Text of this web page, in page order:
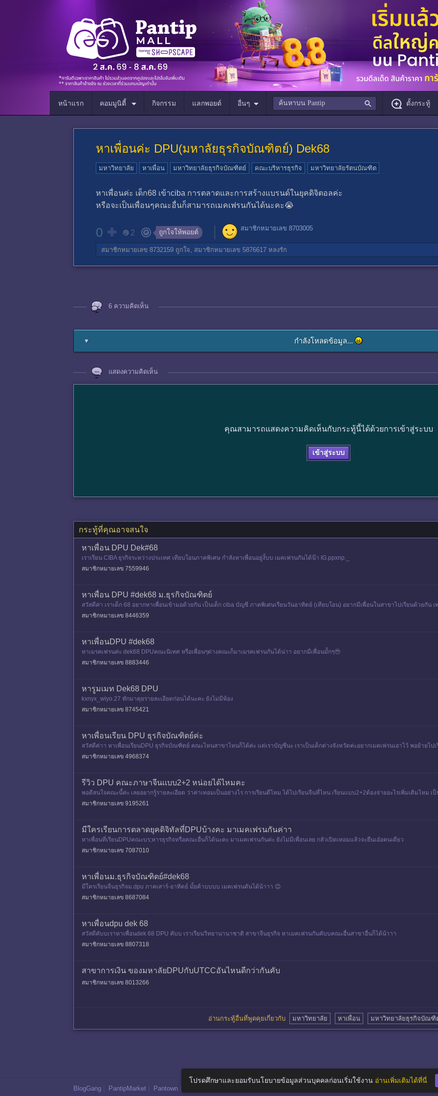
หน้าแรก คอมมูนิตี้ กิจกรรม แลกพอยต์ อื่นๆ ตั้งกระทู้
หาเพื่อนค่ะ DPU(มหาลัยธุรกิจบัณฑิตย์) Dek68
มหาวิทยาลัย หาเพื่อน มหาวิทยาลัยธุรกิจบัณฑิตย์ คณะบริหารธุรกิจ มหาวิทยาลัยรัตนบัณฑิต
หาเพื่อนค่ะ เด็ก68 เข้าciba การตลาดและการสร้างแบรนด์ในยุคดิจิตอลค่ะ
หรือจะเป็นเพื่อนๆคณะอื่นก็สามารถเมคเฟรนกันได้นะคะ😭
0 2 ถูกใจให้พอยต์ สมาชิกหมายเลข 8703005
สมาชิกหมายเลข 8732159 ถูกใจ, สมาชิกหมายเลข 5876617 หลงรัก
6 ความคิดเห็น
▼ กำลังโหลดข้อมูล...
แสดงความคิดเห็น
คุณสามารถแสดงความคิดเห็นกับกระทู้นี้ได้ด้วยการเข้าสู่ระบบ
เข้าสู่ระบบ
กระทู้ที่คุณอาจสนใจ
หาเพื่อน DPU Dek#68
เราเรียน CIBA ธุรกิจระหว่างประเทศ เทียบโอนภาคพิเศษ กำลังหาเพื่อนอยู่งั้บบ เมคเฟรนกันได้น๊า IG.ppxnp._
สมาชิกหมายเลข 7559946
หาเพื่อน DPU #dek68 ม.ธุรกิจบัณฑิตย์
สวัสดีค่า เราเด็ก 68 อยากหาเพื่อนเข้ามอด้วยกัน เป็นเด็ก ciba บัญชี ภาคพิเศษเรียนวันอาทิตย์ (เทียบโอน) อยากมีเพื่อนในสาขาไปเรียนด้วยกัน
ขาก็ไม่เป็นไ
สมาชิกหมายเลข 8446359
หาเพื่อนDPU #dek68
หาเมรคเฟรนค่ะ dek68 DPUคณะนิเทศ หรือเพื่อนๆต่างคณะก็มาเมรคเฟรนกันได้น่าา อยากมีเพื่อนมั้กๆ🥹
สมาชิกหมายเลข 8883446
หารูมเมท Dek68 DPU
kxnyx_wiyo.27 ทักมาคุยรายละเอียดก่อนได้นะคะ ยังไม่มีห้อง
สมาชิกหมายเลข 8745421
หาเพื่อนเรียน DPU ธุรกิจบัณฑิตย์ค่ะ
สวัสดีค่าา หาเพื่อนเรียนDPU ธุรกิจบัณฑิตย์ คณะไหนสาขาไหนก็ได้ค่ะ แต่เราบัญชีนะ เราเป็นเด็กต่างจังหวัดค่ะอยากเมคเฟรนเอาไว้ พอย้ายไป
สมาชิกหมายเลข 4968374
รีวิว DPU คณะภาษาจีนเเบบ2+2 หน่อยได้ไหมคะ
พอดีสนใจคณะนี้ค่ะ เลยอยากรู้รายละเอียด ว่าค่าเทอมเป็นอย่างไร การเรียนดีไหม ได้ไปเรียนจีนที่ไหน เรียนเเบบ2+2ต้องจ่ายอะไรเพิ่มเติมไหม เ
สมาชิกหมายเลข 9195261
มีใครเรียนการตลาดยุคดิจิทัลที่DPUบ้างคะ มาเมคเฟรนกันค่าา
หาเพื่อนที่เรียนDPUคณะบร;หารธุรกิจหรือคณะอื่นก็ได้นะคะ มาเมคเฟรนกันค่ะ ยังไม่มีเพื่อนเลย กลัวเปิดเทอมแล้วจะยืนเอ๋อคนเดียว
สมาชิกหมายเลข 7087010
หาเพื่อนม.ธุรกิจบัณฑิตย์#dek68
มีใครเรียนจีนธุรกิจม.dpu ภาคเสาร์-อาทิตย์ มั้ยค้าบบบบ เมคเฟรนดันได้น้าาา 😊
สมาชิกหมายเลข 8687084
หาเพื่อนdpu dek 68
สวัสดีคับบเราหาเพื่อนdek 68 DPU คับบ เราเรียนวิทยานานาชาติ สาขาจีนธุรกิจ หาเมคเฟรนกันคับบคณะอื่นสาขาอื่นก็ได้น้าาา
สมาชิกหมายเลข 8807318
สาขาการเงิน ของมหาลัยDPUกับUTCCอันไหนดีกว่ากันคับ
สมาชิกหมายเลข 8013266
อ่านกระทู้อื่นที่พูดคุยเกี่ยวกับ มหาวิทยาลัย หาเพื่อน มหาวิทยาลัยธุรกิจบัณฑิ
BlogGang PantipMarket Pantown
โปรดศึกษาและยอมรับนโยบายข้อมูลส่วนบุคคลก่อนเริ่มใช้งาน อ่านเพิ่มเติมได้ที่นี่